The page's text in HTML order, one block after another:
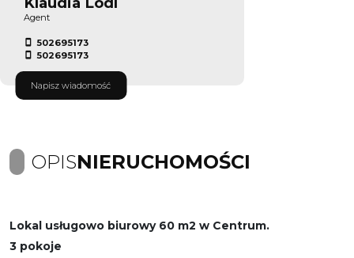
Agent
502695173
502695173
Napisz wiadomość
OPISNIERUCHOMOŚCI
Lokal usługowo biurowy 60 m2 w Centrum.
3 pokoje